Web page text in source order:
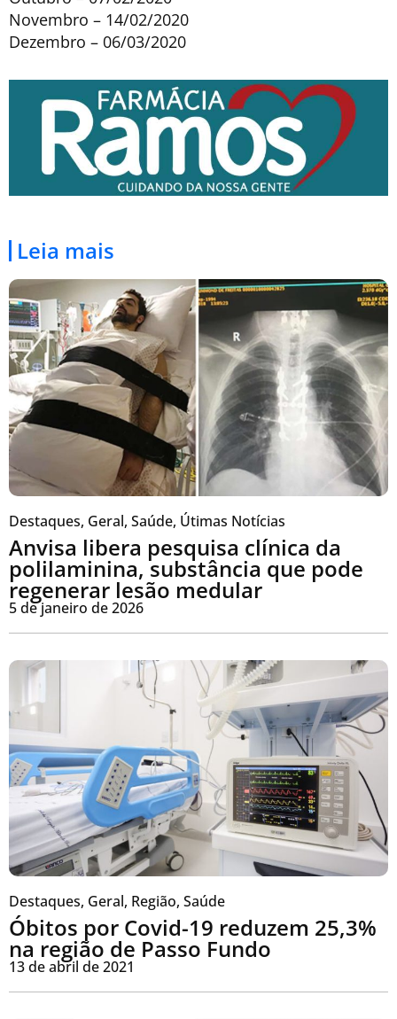
Novembro – 14/02/2020
Dezembro – 06/03/2020
Leia mais
Destaques, Geral, Saúde, Útimas Notícias
Anvisa libera pesquisa clínica da
polilaminina, substância que pode
regenerar lesão medular
5 de janeiro de 2026
Destaques, Geral, Região, Saúde
Óbitos por Covid-19 reduzem 25,3%
na região de Passo Fundo
13 de abril de 2021